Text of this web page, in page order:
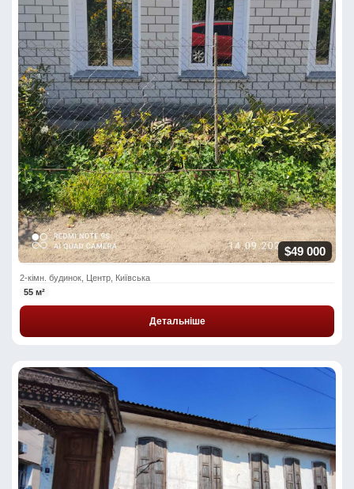
$49 000
2-кімн. будинок, Центр, Київська
55 м²
Детальніше